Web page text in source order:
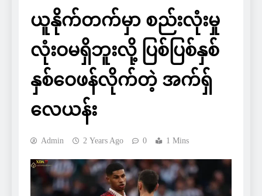
ယူနိုက်တက်မှာ စည်းလုံးမှု
လုံးဝမရှိဘူးလို့ ပြစ်ပြစ်နှစ်
နှစ်ဝေဖန်လိုက်တဲ့ အက်ရှ်
လေယန်း
Admin 2 Years Ago 0 1 Mins